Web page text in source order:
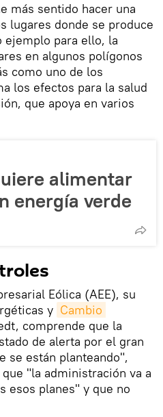
más sentido hacer una
lugares donde se produce
ejemplo para ello, la
en algunos polígonos
como uno de los
los efectos para la salud
que apoya en varios
alimentar
energía verde
Eólica (AEE), su
y Cambio
comprende que la
de alerta por el gran
se están planteando",
"la administración va a
esos planes" y que no